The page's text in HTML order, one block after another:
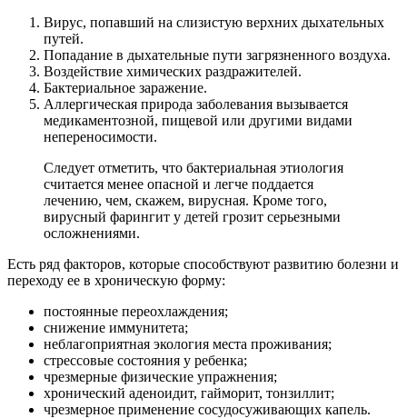
Вирус, попавший на слизистую верхних дыхательных
путей.
Попадание в дыхательные пути загрязненного воздуха.
Воздействие химических раздражителей.
Бактериальное заражение.
Аллергическая природа заболевания вызывается
медикаментозной, пищевой или другими видами
непереносимости.
Следует отметить, что бактериальная этиология
считается менее опасной и легче поддается
лечению, чем, скажем, вирусная. Кроме того,
вирусный фарингит у детей грозит серьезными
осложнениями.
Есть ряд факторов, которые способствуют развитию болезни и
переходу ее в хроническую форму:
постоянные переохлаждения;
снижение иммунитета;
неблагоприятная экология места проживания;
стрессовые состояния у ребенка;
чрезмерные физические упражнения;
хронический аденоидит, гайморит, тонзиллит;
чрезмерное применение сосудосуживающих капель.